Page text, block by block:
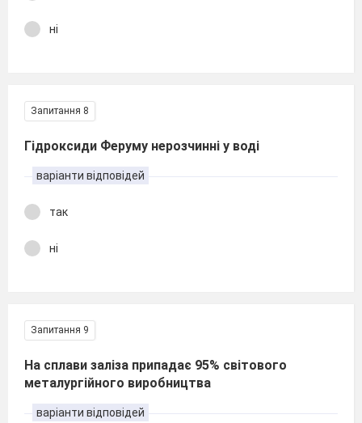
ні
Запитання 8
Гідроксиди Феруму нерозчинні у воді
варіанти відповідей
так
ні
Запитання 9
На сплави заліза припадає 95% світового
металургійного виробництва
варіанти відповідей